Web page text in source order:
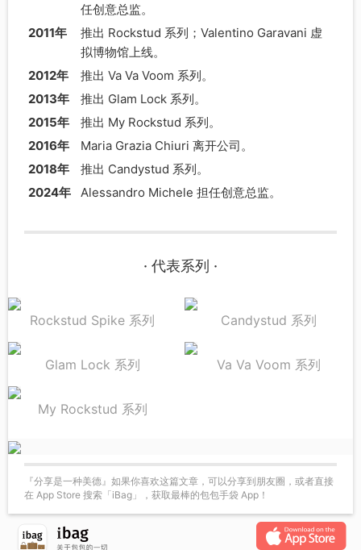
任创意总监。
2011年
推出 Rockstud 系列；Valentino Garavani 虚
拟博物馆上线。
2012年
推出 Va Va Voom 系列。
2013年
推出 Glam Lock 系列。
2015年
推出 My Rockstud 系列。
2016年
Maria Grazia Chiuri 离开公司。
2018年
推出 Candystud 系列。
2024年
Alessandro Michele 担任创意总监。
· 代表系列 ·
Rockstud Spike 系列 Candystud 系列
Glam Lock 系列 Va Va Voom 系列
My Rockstud 系列
『分享是一种美德』如果你喜欢这篇文章，可以分享到朋友圈，或者直接
在 App Store 搜索「iBag」，获取最棒的包包手袋 App！